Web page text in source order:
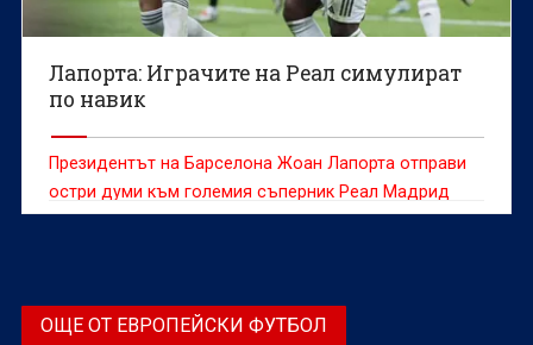
Лапорта: Играчите на Реал симулират
по навик
Президентът на Барселона Жоан Лапорта отправи
остри думи към големия съперник Реал Мадрид
ОЩЕ ОТ ЕВРОПЕЙСКИ ФУТБОЛ